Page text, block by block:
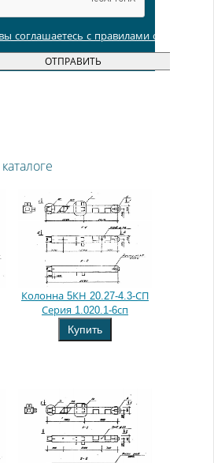
соглашаетесь с правилами обработки
Колонна 5КН 20.27-4.3-СП
Серия 1.020.1-6сп
Купить